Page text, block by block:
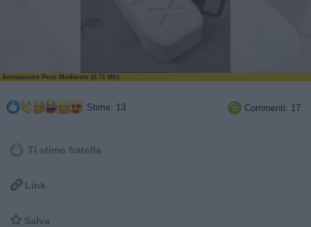
Animazione Peso Moderato (0.71 Mb)
Stime: 13  Commenti: 17
Ti stimo fratella
 Link
 Salva